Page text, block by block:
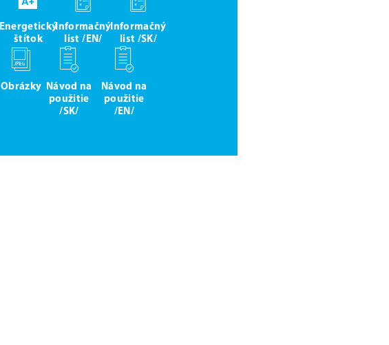
Energetický
štítok
Informačný
list /EN/
Informačný
list /SK/
Obrázky
Návod na
použitie
/SK/
Návod na
použitie
/EN/